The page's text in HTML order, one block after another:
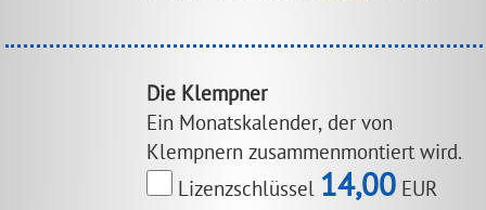
Die Klempner
Ein Monatskalender, der von
Klempnern zusammenmontiert wird.
Lizenzschlüssel 14,00 EUR